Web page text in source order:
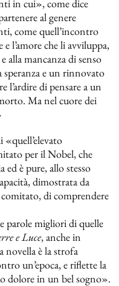
in cui», come dice
al genere
come quell’incontro
l’amore che li avviluppa,
alla mancanza di senso
e un rinnovato
l’ardire di pensare a un
Ma nel cuore dei
per il Nobel, che
è pure, allo stesso
dimostrata da
di comprendere
parole migliori di quelle
e Luce, anche in
novella è la strofa
un’epoca, e riflette la
dolore in un bel sogno».